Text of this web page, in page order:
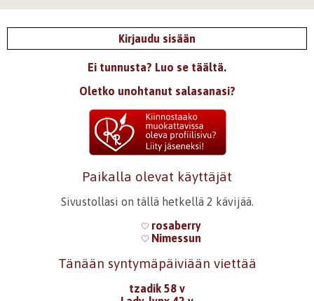
Kirjaudu sisään
Ei tunnusta? Luo se täältä.
Oletko unohtanut salasanasi?
Paikalla olevat käyttäjät
Sivustollasi on tällä hetkellä 2 kävijää.
rosaberry
Nimessun
Tänään syntymäpäiviään viettää
tzadik 58 v